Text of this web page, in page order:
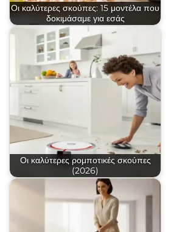
Οι καλύτερες σκούπες: 15 μοντέλα που
δοκιμάσαμε για εσάς
Οι καλύτερες ρομποτικές σκούπες
(2026)